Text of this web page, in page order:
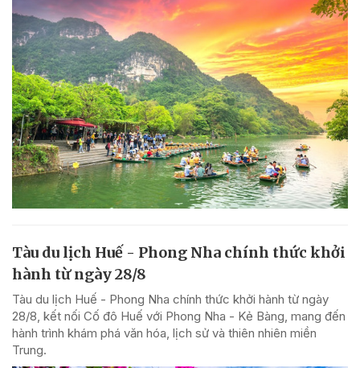
Tàu du lịch Huế - Phong Nha chính thức khởi
hành từ ngày 28/8
Tàu du lịch Huế - Phong Nha chính thức khởi hành từ ngày
28/8, kết nối Cố đô Huế với Phong Nha - Kẻ Bàng, mang đến
hành trình khám phá văn hóa, lịch sử và thiên nhiên miền
Trung.